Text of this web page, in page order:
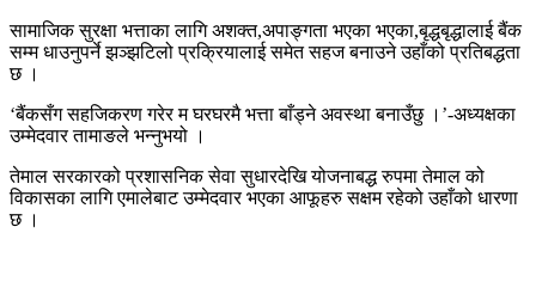
सामाजिक सुरक्षा भत्ताका लागि अशक्त,अपाङ्गता भएका भएका,बृद्धबृद्धालाई बैंक
सम्म धाउनुपर्ने झञ्झटिलो प्रक्रियालाई समेत सहज बनाउने उहाँको प्रतिबद्धता
छ ।
‘बैंकसँग सहजिकरण गरेर म घरघरमै भत्ता बाँड्ने अवस्था बनाउँछु ।’-अध्यक्षका
उम्मेदवार तामाङले भन्नुभयो ।
तेमाल सरकारको प्रशासनिक सेवा सुधारदेखि योजनाबद्ध रुपमा तेमाल को
विकासका लागि एमालेबाट उम्मेदवार भएका आफूहरु सक्षम रहेको उहाँको धारणा
छ ।